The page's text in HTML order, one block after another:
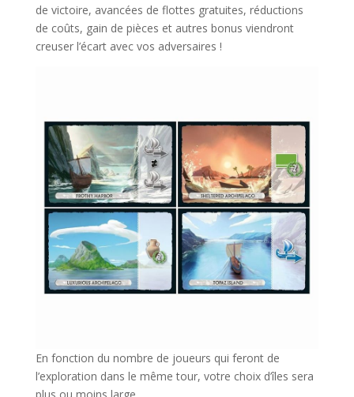
de victoire, avancées de flottes gratuites, réductions
de coûts, gain de pièces et autres bonus viendront
creuser l’écart avec vos adversaires !
En fonction du nombre de joueurs qui feront de
l’exploration dans le même tour, votre choix d’îles sera